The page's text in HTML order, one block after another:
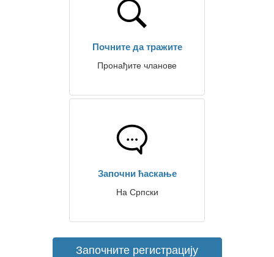
Почните да тражите
Пронађите чланове
Започни ћаскање
На Српски
Започните регистрацију